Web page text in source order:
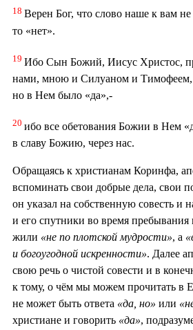
18 Верен Бог, что слово наше к вам
то «нет».
19 Ибо Сын Божий, Иисус Христос,
нами, мною и Силуаном и Тимофеем,
но в Нем было «да»,-
20 ибо все обетования Божии в Нем
в славу Божию, через нас.
Обращаясь к христианам Коринфа,
вспоминать свои добрые дела, свои
он указал на собственную совесть и
и его спутники во время
жили «не по плотской мудрости», а
и богоугодной искренности». Далее
свою речь о чистой совести и в
к тому, о чём мы можем прочитать в
не может быть ответа «да, но» или
христиане и говорить «да»,